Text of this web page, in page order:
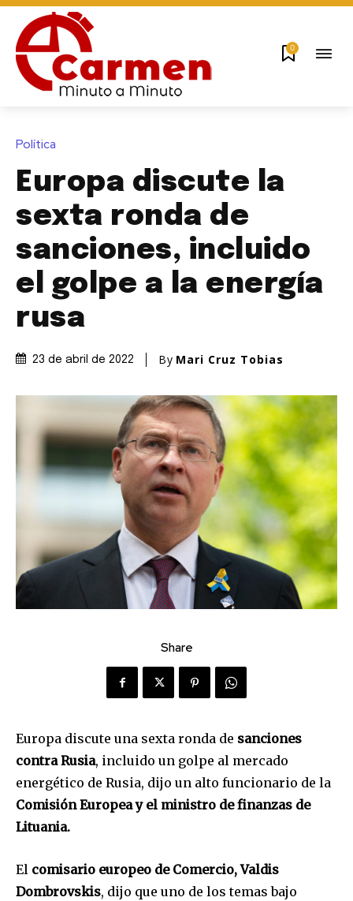
0
Política
Europa discute la
sexta ronda de
sanciones, incluido
el golpe a la energía
rusa
23 de abril de 2022 By Mari Cruz Tobias
Share
Europa discute una sexta ronda de sanciones
contra Rusia, incluido un golpe al mercado
energético de Rusia, dijo un alto funcionario de la
Comisión Europea y el ministro de finanzas de
Lituania.
El comisario europeo de Comercio, Valdis
Dombrovskis, dijo que uno de los temas bajo